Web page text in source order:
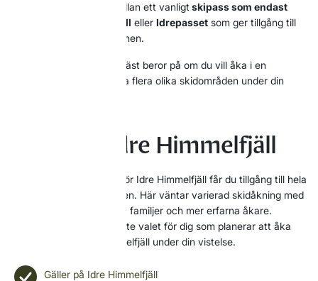
skipass. Du kan välja mellan ett vanligt skipass som endast
gäller på Idre Himmelfjäll eller Idrepasset som ger tillgång till
flera skidområden i regionen.
Vilket pass som passar bäst beror på om du vill åka i en
anläggning eller upptäcka flera olika skidområden under din
Skipass – Idre Himmelfjäll
Med ett vanligt skipass för Idre Himmelfjäll får du tillgång till hela
liftsystemet i anläggningen. Här väntar varierad skidåkning med
pister för både nybörjare, familjer och mer erfarna åkare.
Skipasset är det vanligaste valet för dig som planerar att åka
skidor främst i Idre Himmelfjäll under din vistelse.
Gäller på Idre Himmelfjäll